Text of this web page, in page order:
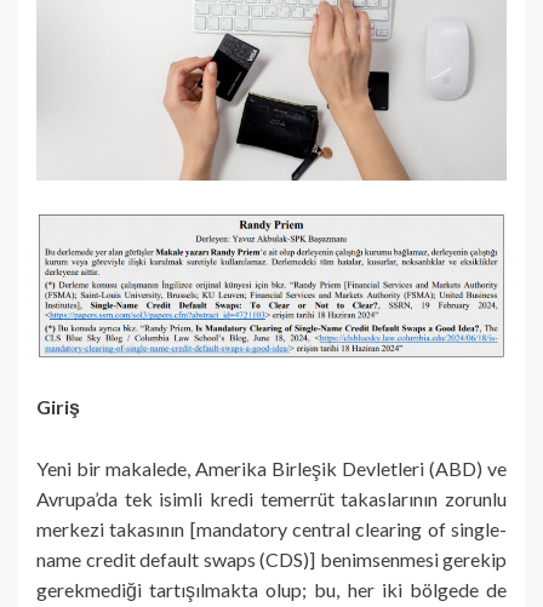
Giriş
Yeni bir makalede, Amerika Birleşik Devletleri (ABD) ve
Avrupa’da tek isimli kredi temerrüt takaslarının zorunlu
merkezi takasının [mandatory central clearing of single-
name credit default swaps (CDS)] benimsenmesi gerekip
gerekmediği tartışılmakta olup; bu, her iki bölgede de